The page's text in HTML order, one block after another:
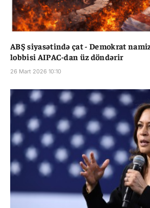
ABŞ siyasətində çat - Demokrat
lobbisi AIPAC-dan üz döndərir
26 Mart 2026 10:10